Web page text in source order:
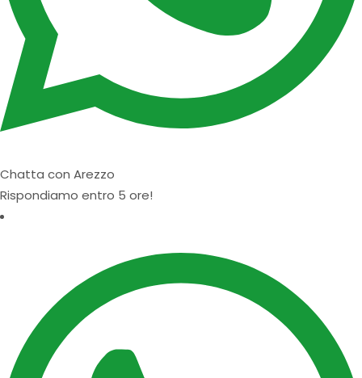
Chatta con Arezzo
Rispondiamo entro 5 ore!